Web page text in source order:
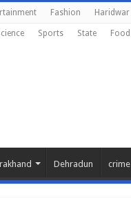
Fashion Haridwar
Sports State Food
Dehradun crime